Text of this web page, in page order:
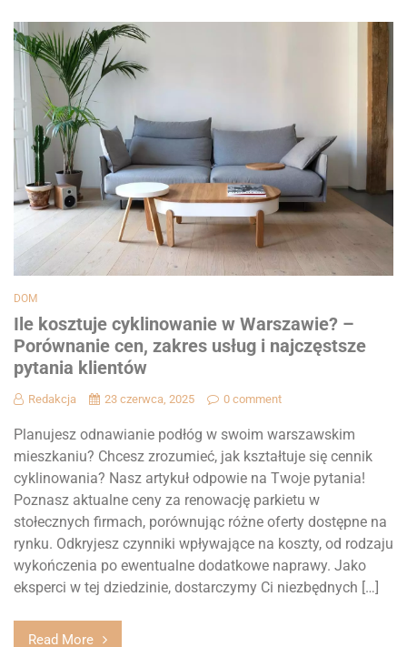
DOM
Ile kosztuje cyklinowanie w Warszawie? –
Porównanie cen, zakres usług i najczęstsze
pytania klientów
Redakcja 23 czerwca, 2025 0 comment
Planujesz odnawianie podłóg w swoim warszawskim
mieszkaniu? Chcesz zrozumieć, jak kształtuje się cennik
cyklinowania? Nasz artykuł odpowie na Twoje pytania!
Poznasz aktualne ceny za renowację parkietu w
stołecznych firmach, porównując różne oferty dostępne na
rynku. Odkryjesz czynniki wpływające na koszty, od rodzaju
wykończenia po ewentualne dodatkowe naprawy. Jako
eksperci w tej dziedzinie, dostarczymy Ci niezbędnych […]
Read More